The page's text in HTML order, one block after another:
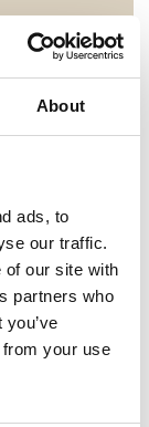
About
ads, to
our traffic.
of our site with
partners who
your use